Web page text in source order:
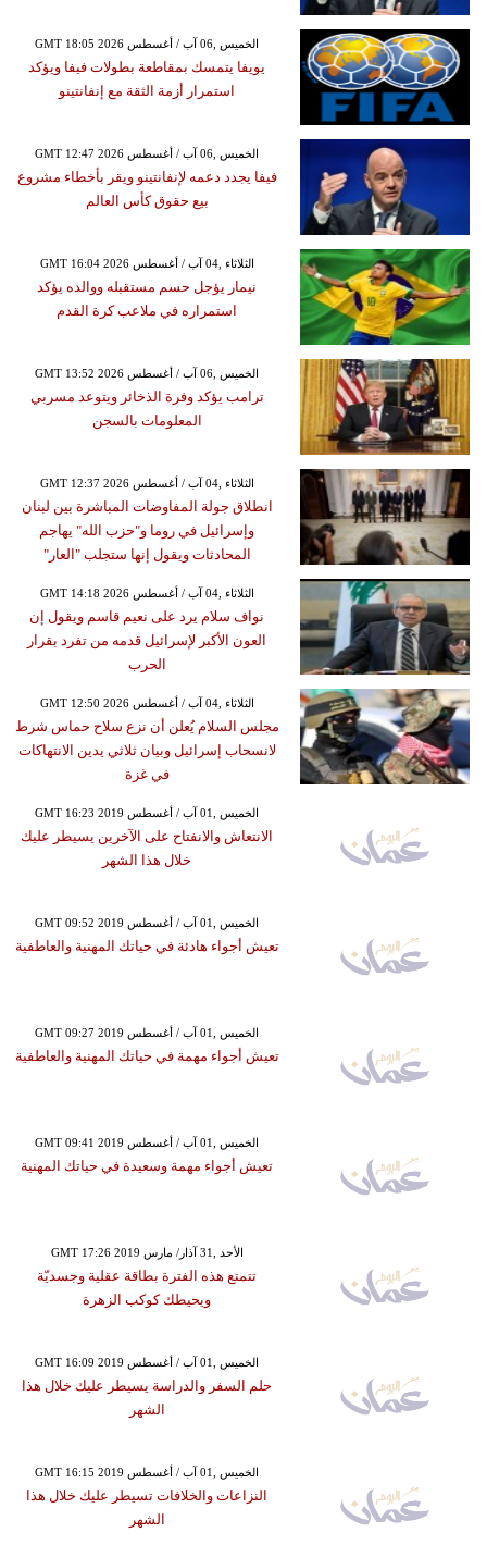
GMT 18:05 2026 الخميس ,06 آب / أغسطس
يويفا يتمسك بمقاطعة بطولات فيفا ويؤكد
استمرار أزمة الثقة مع إنفانتينو
GMT 12:47 2026 الخميس ,06 آب / أغسطس
فيفا يجدد دعمه لإنفانتينو ويقر بأخطاء مشروع
بيع حقوق كأس العالم
GMT 16:04 2026 الثلاثاء ,04 آب / أغسطس
نيمار يؤجل حسم مستقبله ووالده يؤكد
استمراره في ملاعب كرة القدم
GMT 13:52 2026 الخميس ,06 آب / أغسطس
ترامب يؤكد وفرة الذخائر ويتوعد مسربي
المعلومات بالسجن
GMT 12:37 2026 الثلاثاء ,04 آب / أغسطس
انطلاق جولة المفاوضات المباشرة بين لبنان
وإسرائيل في روما و"حزب الله" يهاجم
المحادثات ويقول إنها ستجلب "العار"
GMT 14:18 2026 الثلاثاء ,04 آب / أغسطس
نواف سلام يرد على نعيم قاسم ويقول إن
العون الأكبر لإسرائيل قدمه من تفرد بقرار
الحرب
GMT 12:50 2026 الثلاثاء ,04 آب / أغسطس
مجلس السلام يُعلن أن نزع سلاح حماس شرط
لانسحاب إسرائيل وبيان ثلاثي يدين الانتهاكات
في غزة
GMT 16:23 2019 الخميس ,01 آب / أغسطس
الانتعاش والانفتاح على الآخرين يسيطر عليك
خلال هذا الشهر
GMT 09:52 2019 الخميس ,01 آب / أغسطس
تعيش أجواء هادئة في حياتك المهنية والعاطفية
GMT 09:27 2019 الخميس ,01 آب / أغسطس
تعيش أجواء مهمة في حياتك المهنية والعاطفية
GMT 09:41 2019 الخميس ,01 آب / أغسطس
تعيش أجواء مهمة وسعيدة في حياتك المهنية
GMT 17:26 2019 الأحد ,31 آذار/ مارس
تتمتع هذه الفترة بطاقة عقلية وجسديّة
ويحيطك كوكب الزهرة
GMT 16:09 2019 الخميس ,01 آب / أغسطس
حلم السفر والدراسة يسيطر عليك خلال هذا
الشهر
GMT 16:15 2019 الخميس ,01 آب / أغسطس
النزاعات والخلافات تسيطر عليك خلال هذا
الشهر